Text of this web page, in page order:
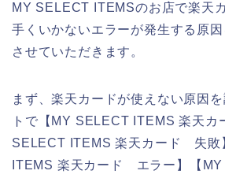
MY SELECT ITEMSのお店で楽天
手くいかないエラーが発生する原
させていただきます。
まず、楽天カードが使えない原因
トで【MY SELECT ITEMS 楽天カ
SELECT ITEMS 楽天カード 失敗
ITEMS 楽天カード エラー】【